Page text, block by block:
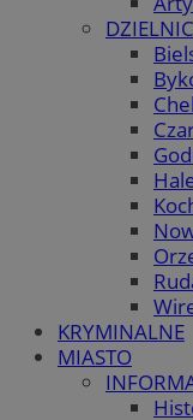
KRYMINALNE
MIASTO